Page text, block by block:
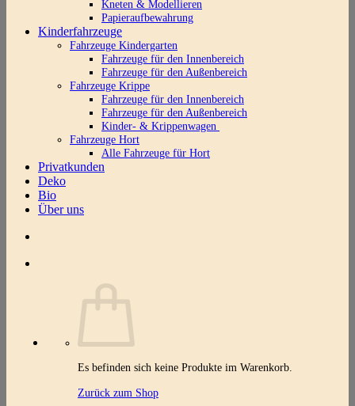
Kneten & Modellieren
Papieraufbewahrung
Kinderfahrzeuge
Fahrzeuge Kindergarten
Fahrzeuge für den Innenbereich
Fahrzeuge für den Außenbereich
Fahrzeuge Krippe
Fahrzeuge für den Innenbereich
Fahrzeuge für den Außenbereich
Kinder- & Krippenwagen
Fahrzeuge Hort
Alle Fahrzeuge für Hort
Privatkunden
Deko
Bio
Über uns
Es befinden sich keine Produkte im Warenkorb.
Zurück zum Shop